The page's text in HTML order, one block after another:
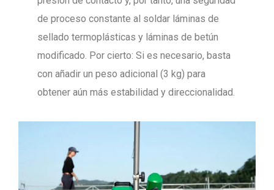
de proceso constante al soldar láminas de
sellado termoplásticas y láminas de betún
modificado. Por cierto: Si es necesario, basta
con añadir un peso adicional (3 kg) para
obtener aún más estabilidad y direccionalidad.